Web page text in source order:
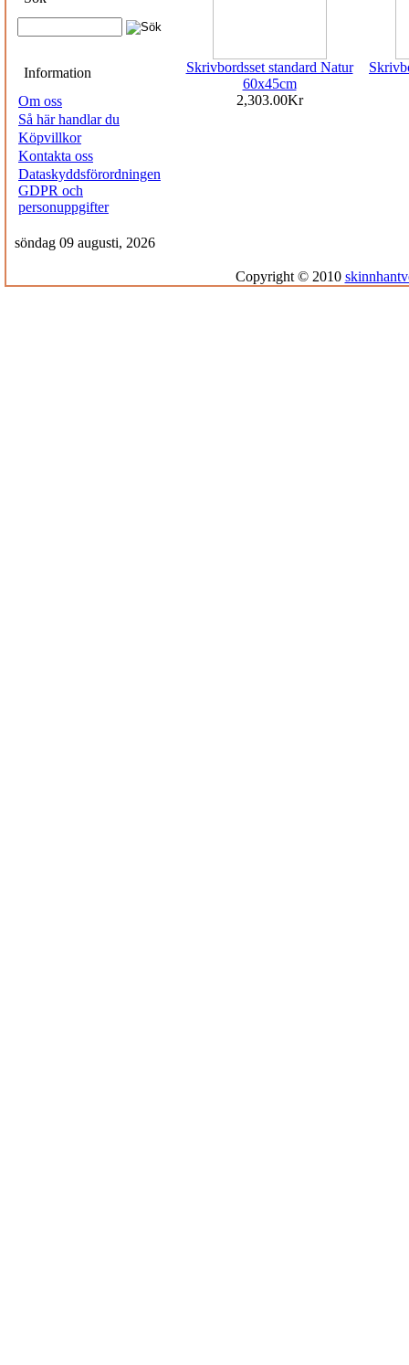
Information
Om oss
Så här handlar du
Köpvillkor
Kontakta oss
Dataskyddsförordningen
GDPR och
personuppgifter
Skrivbordsset standard Natur
60x45cm
2,303.00Kr
söndag 09 augusti, 2026
Copyright © 2010